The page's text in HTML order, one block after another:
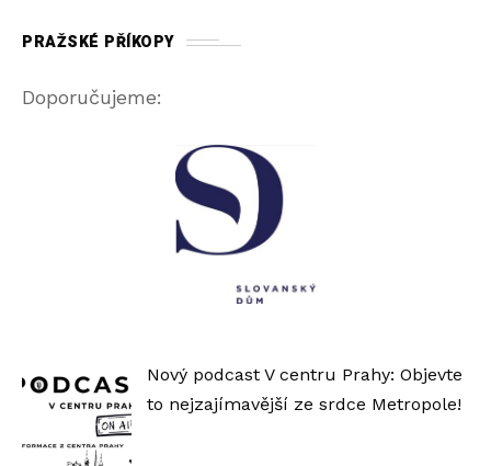
PRAŽSKÉ PŘÍKOPY
Doporučujeme:
Nový podcast V centru Prahy: Objevte
to nejzajímavější ze srdce Metropole!